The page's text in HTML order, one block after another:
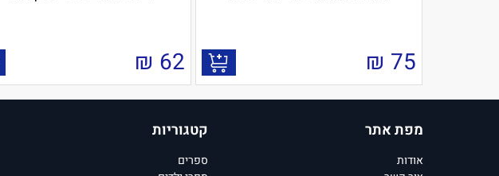
75
₪
62
₪
מפת אתר
אודות
קטגוריות
ספרים